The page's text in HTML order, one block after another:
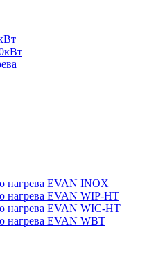
нагрева EVAN INOX
нагрева EVAN WIP-HT
нагрева EVAN WIC-HT
нагрева EVAN WBT